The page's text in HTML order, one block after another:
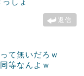
しょ
返信
て無いだろｗ
等なんよｗ